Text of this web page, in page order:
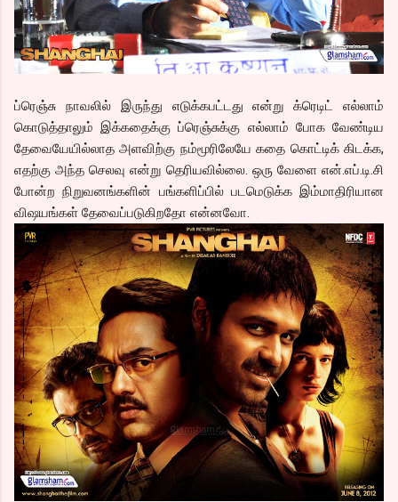
ப்ரெஞ்சு நாவலில் இருந்து எடுக்கபட்டது என்று க்ரெடிட் எல்லாம்
கொடுத்தாலும் இக்கதைக்கு ப்ரெஞ்சுக்கு எல்லாம் போக வேண்டிய
தேவையேயில்லாத அளவிற்கு நம்மூரிலேயே கதை கொட்டிக் கிடக்க,
எதற்கு அந்த செலவு என்று தெரியவில்லை. ஒரு வேளை என்.எப்.டி.சி
போன்ற நிறுவனங்களின் பங்களிப்பில் படமெடுக்க இம்மாதிரியான
விஷயங்கள் தேவைப்படுகிறதோ என்னவோ.